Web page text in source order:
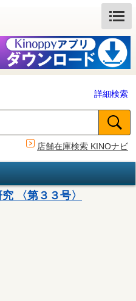
詳細検索
店舗在庫検索 KINOナビ
〈第３３号〉